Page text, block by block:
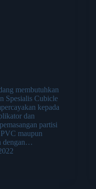
membutuhkan
Spesialis Cubicle
kepada
dan
partisi
maupun
dengan…